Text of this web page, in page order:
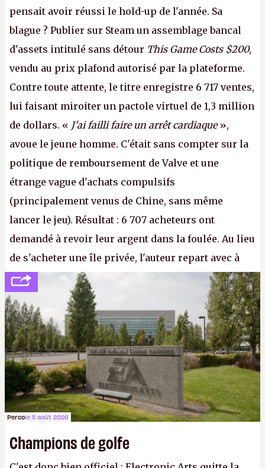
pensait avoir réussi le hold-up de l'année. Sa
blague ? Publier sur Steam un assemblage bancal
d'assets intitulé sans détour This Game Costs $200,
vendu au prix plafond autorisé par la plateforme.
Contre toute attente, le titre enregistre 6 717 ventes,
lui faisant miroiter un pactole virtuel de 1,3 million
de dollars. « J'ai failli faire un arrêt cardiaque»,
avoue le jeune homme. C'était sans compter sur la
politique de remboursement de Valve et une
étrange vague d'achats compulsifs
(principalement venus de Chine, sans même
lancer le jeu). Résultat : 6 707 acheteurs ont
demandé à revoir leur argent dans la foulée. Au lieu
de s'acheter une île privée, l'auteur repart avec à
peine 2 000 dollars en poche. C'est toujours plus
cher payé que le temps passé à dev, mais ça
apprendra aux petits malins qu'on ne braque pas
Gabe Newell aussi facilement.P.
Percole 5 août 2026
Champions de golfe